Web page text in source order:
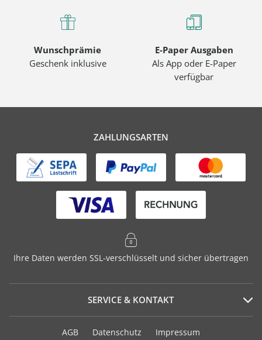
Wunschprämie
Geschenk inklusive
E-Paper Ausgaben
Als App oder E-Paper
verfügbar
ZAHLUNGSARTEN
Ihre Daten werden SSL-verschlüsselt und sicher übertragen
SERVICE & KONTAKT
Serviceportal
AGB Datenschutz Impressum